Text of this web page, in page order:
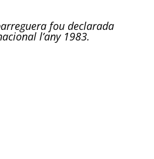
fou declarada
l’any 1983.